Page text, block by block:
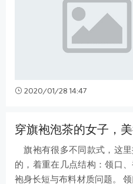
2020/01/28 14:47
穿旗袍泡茶的女子，
旗袍有很多不同款式，这
的，着重在几点结构：领口
袍身长短与布料材质问题。